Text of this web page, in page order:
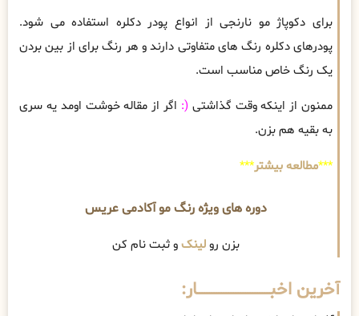
برای دکوپاژ مو نارنجی از انواع پودر دکلره استفاده می شود.
پودرهای دکلره رنگ های متفاوتی دارند و هر رنگ برای از بین بردن
یک رنگ خاص مناسب است.
ممنون از اینکه وقت گذاشتی(: اگر از مقاله خوشت اومد یه سری
به بقیه هم بزن.
***مطالعه بیشتر***
دوره های ویژه رنگ مو آکادمی عریس
بزن رولینکو ثبت نام کن
آخرین اخبــــــــــــــــــــــــــــــار: